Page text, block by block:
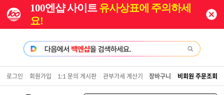
100엔샵 사이트유사상표에 주의하세
요!
로그인 회원가입 1:1 문의 게시판 관부가세 계산기 장바구니 비회원 주문조회